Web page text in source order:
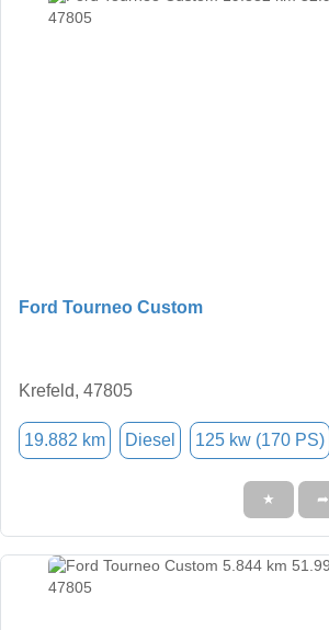
Ford Tourneo Custom
Krefeld, 47805
19.882 km Diesel 125 kw (170 PS)
★ ➦